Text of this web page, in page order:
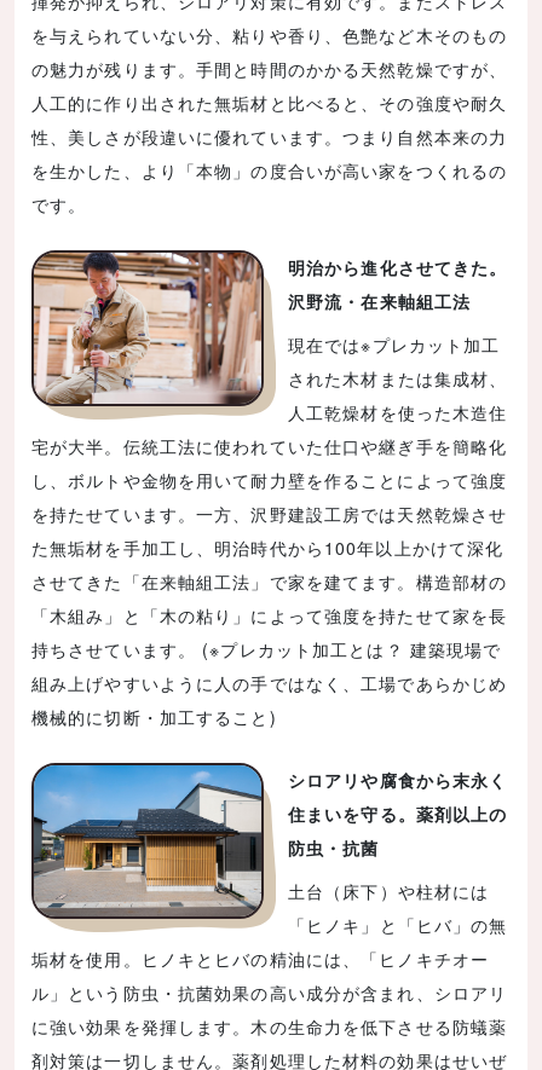
を与えられていない分、粘りや香り、色艶など木そのもの
の魅力が残ります。手間と時間のかかる天然乾燥ですが、
人工的に作り出された無垢材と比べると、その強度や耐久
性、美しさが段違いに優れています。つまり自然本来の力
を生かした、より「本物」の度合いが高い家をつくれるの
です。
明治から進化させてきた。
沢野流・在来軸組工法
現在では※プレカット加工
された木材または集成材、
人工乾燥材を使った木造住
宅が大半。伝統工法に使われていた仕口や継ぎ手を簡略化
し、ボルトや金物を用いて耐力壁を作ることによって強度
を持たせています。一方、沢野建設工房では天然乾燥させ
た無垢材を手加工し、明治時代から100年以上かけて深化
させてきた「在来軸組工法」で家を建てます。構造部材の
「木組み」と「木の粘り」によって強度を持たせて家を長
持ちさせています。 (※プレカット加工とは？ 建築現場で
組み上げやすいように人の手ではなく、工場であらかじめ
機械的に切断・加工すること)
シロアリや腐食から末永く
住まいを守る。薬剤以上の
防虫・抗菌
土台（床下）や柱材には
「ヒノキ」と「ヒバ」の無
垢材を使用。ヒノキとヒバの精油には、「ヒノキチオー
ル」という防虫・抗菌効果の高い成分が含まれ、シロアリ
に強い効果を発揮します。木の生命力を低下させる防蟻薬
剤対策は一切しません。薬剤処理した材料の効果はせいぜ